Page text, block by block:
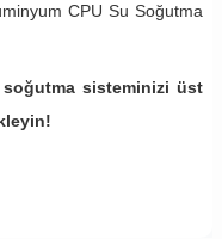
CPU Su Soğutma
soğutma sisteminizi üst